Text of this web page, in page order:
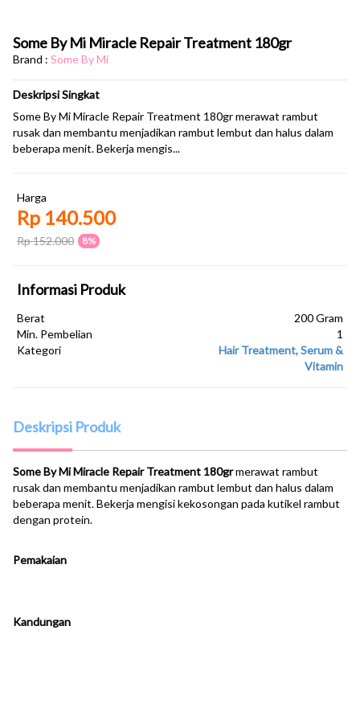
Some By Mi Miracle Repair Treatment 180gr
Brand : Some By Mi
Deskripsi Singkat
Some By Mi Miracle Repair Treatment 180gr merawat rambut
rusak dan membantu menjadikan rambut lembut dan halus dalam
beberapa menit. Bekerja mengis...
Harga
Rp 140.500
Rp 152.000 8%
Informasi Produk
Berat
200 Gram
Min. Pembelian
1
Kategori
Hair Treatment, Serum &
Vitamin
Deskripsi Produk
Some By Mi Miracle Repair Treatment 180grmerawat rambut
rusak dan membantu menjadikan rambut lembut dan halus dalam
beberapa menit. Bekerja mengisi kekosongan pada kutikel rambut
dengan protein.
Pemakaian
Kandungan